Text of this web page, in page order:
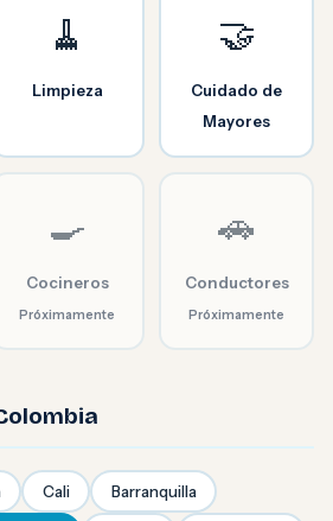
🧹
Limpieza
🤝
Cuidado de
Mayores
🍳
Cocineros
Próximamente
🚗
Conductores
Próximamente
Cali Barranquilla